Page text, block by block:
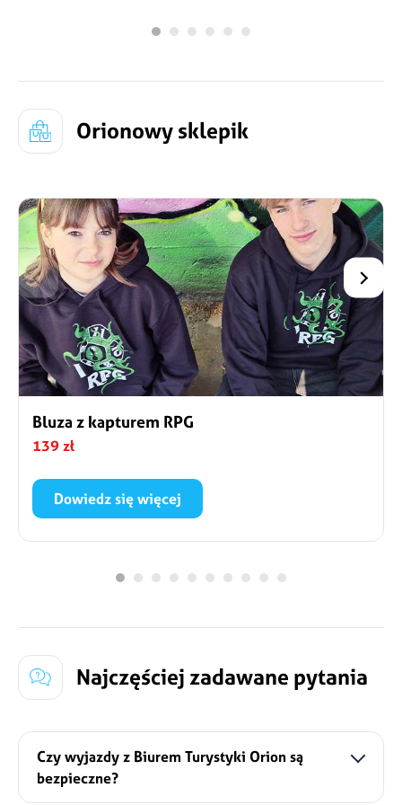
turystów nie tylko zachwycającą rzeźbą skalną, ale
Przedniej Katedry.
Szczegóły
Orionowy sklepik
Bluza z kapturem RPG
139 zł
Dowiedz się więcej
pięknym Kpopowym nadrukiem. Dodaj ją do
częścią naszej rodziny
SzczegółyNajczęściej zadawane pytania
Czy wyjazdy z Biurem Turystyki Orion są
bezpieczne?